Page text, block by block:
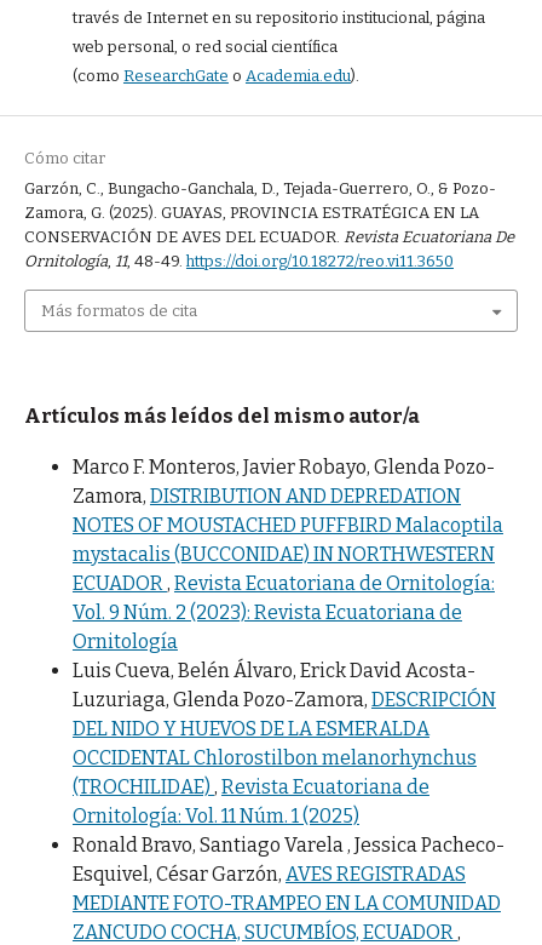
través de Internet en su repositorio institucional, página
web personal, o red social científica
(como ResearchGate o Academia.edu).
Cómo citar
Garzón, C., Bungacho-Ganchala, D., Tejada-Guerrero, O., & Pozo-
Zamora, G. (2025). GUAYAS, PROVINCIA ESTRATÉGICA EN LA
CONSERVACIÓN DE AVES DEL ECUADOR. Revista Ecuatoriana De
Ornitología, 11, 48-49.https://doi.org/10.18272/reo.vi11.3650
Más formatos de cita
Artículos más leídos del mismo autor/a
Marco F. Monteros, Javier Robayo, Glenda Pozo-
Zamora, DISTRIBUTION AND DEPREDATION
NOTES OF MOUSTACHED PUFFBIRD Malacoptila
mystacalis (BUCCONIDAE) IN NORTHWESTERN
ECUADOR, Revista Ecuatoriana de Ornitología:
Vol. 9 Núm. 2 (2023): Revista Ecuatoriana de
Ornitología
Luis Cueva, Belén Álvaro, Erick David Acosta-
Luzuriaga, Glenda Pozo-Zamora, DESCRIPCIÓN
DEL NIDO Y HUEVOS DE LA ESMERALDA
OCCIDENTAL Chlorostilbon melanorhynchus
(TROCHILIDAE) , Revista Ecuatoriana de
Ornitología: Vol. 11 Núm. 1 (2025)
Ronald Bravo, Santiago Varela , Jessica Pacheco-
Esquivel, César Garzón, AVES REGISTRADAS
MEDIANTE FOTO-TRAMPEO EN LA COMUNIDAD
ZANCUDO COCHA, SUCUMBÍOS, ECUADOR,